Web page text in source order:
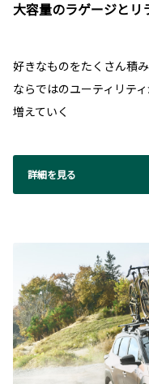
大容量のラゲージとリ
好きなものをたくさん積
ならではのユーティリテ
増えていく
詳細を見る